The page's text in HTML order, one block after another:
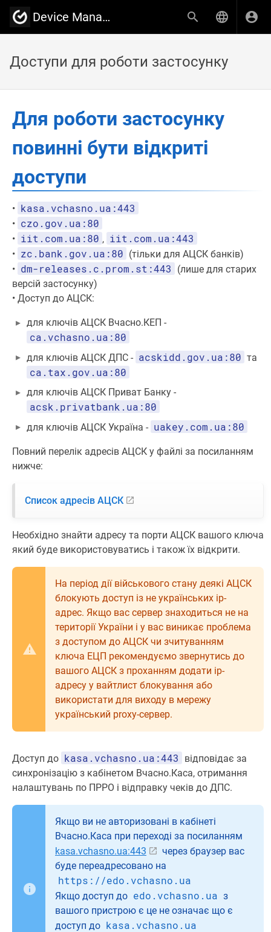
Device Manager від Вчасно.Каса
Доступи для роботи застосунку
Для роботи застосунку
повинні бути відкриті
доступи
• kasa.vchasno.ua:443
• czo.gov.ua:80
• iit.com.ua:80 , iit.com.ua:443
• zc.bank.gov.ua:80 (тільки для АЦСК банків)
• dm-releases.c.prom.st:443
(лише для старих
версій застосунку)
• Доступ до АЦСК:
для ключів АЦСК Вчасно.КЕП -
ca.vchasno.ua:80
для ключів АЦСК ДПС - acskidd.gov.ua:80 та
ca.tax.gov.ua:80
для ключів АЦСК Приват Банку -
acsk.privatbank.ua:80
для ключів АЦСК Україна - uakey.com.ua:80
Повний перелік адресів АЦСК у файлі за посиланням
нижче:
Список адресів АЦСК
Необхідно знайти адресу та порти АЦСК вашого ключа
який буде використовуватись і також їх відкрити.
На період дії військового стану деякі АЦСК
блокують доступ із не українських ip-
адрес. Якщо вас сервер знаходиться не на
території України і у вас виникає проблема
з доступом до АЦСК чи зчитуванням
ключа ЕЦП рекомендуємо звернутись до
вашого АЦСК з проханням додати ip-
адресу у вайтлист блокування або
використати для виходу в мережу
український proxy-сервер.
Доступ до kasa.vchasno.ua:443
відповідає за
синхронізацію з кабінетом Вчасно.Каса, отримання
налаштувань по ПРРО і відправку чеків до ДПС.
Якщо ви не авторизовані в кабінеті
Вчасно.Каса при переході за посиланням
kasa.vchasno.ua:443
через браузер вас
буде переадресовано на
https://edo.vchasno.ua
Якщо доступ до edo.vchasno.ua з
вашого пристрою є це не означає що є
доступ до kasa.vchasno.ua